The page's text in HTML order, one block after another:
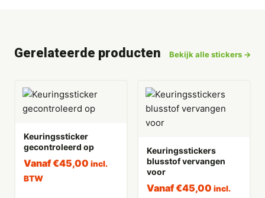
Gerelateerde producten Bekijk alle stickers →
Keuringssticker
gecontroleerd op
Vanaf€45,00 incl.
BTW
Keuringsstickers
blusstof vervangen
voor
Vanaf€45,00 incl.